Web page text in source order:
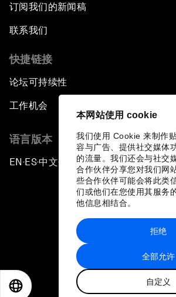
本网站使用 cookie
我们使用 Cookie 来制作
容与广告、提供社交媒体
的流量。我们还会与社交
合作伙伴分享您对我们网
些合作伙伴可能会将此类
们或他们在您使用其服务
他信息相结合。
全部允许
自定义
拒绝
订阅我们的新闻稿
联系我们
快捷链接
论坛可持续性
工作机会
语言版本
EN ▪ES▪中文▪ 日本語
站点地图
世界经济论坛